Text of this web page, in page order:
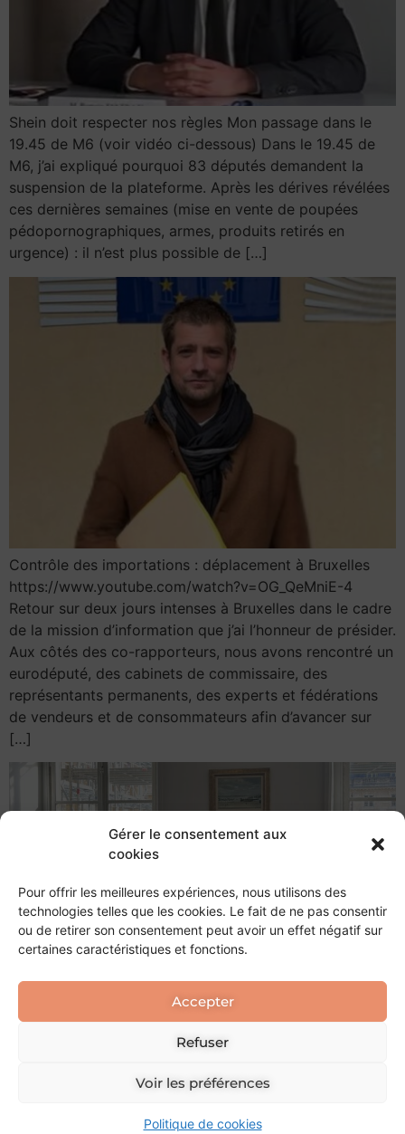
Gérer le consentement aux
cookies
Pour offrir les meilleures expériences, nous utilisons des
technologies telles que les cookies. Le fait de ne pas consentir
ou de retirer son consentement peut avoir un effet négatif sur
certaines caractéristiques et fonctions.
Accepter
Refuser
Voir les préférences
Politique de cookies
Shein doit respecter nos règles Mon passage dans le
19.45 de M6 (voir vidéo ci-dessous) Dans le 19.45 de
M6, j’ai expliqué pourquoi 83 députés demandent la
suspension de la plateforme. Après les dérives révélées
ces dernières semaines (mise en vente de poupées
pédopornographiques, armes, produits retirés en
urgence) : il n’est plus possible de […]
Contrôle des importations : déplacement à Bruxelles
https://www.youtube.com/watch?v=OG_QeMniE-4
Retour sur deux jours intenses à Bruxelles dans le cadre
de la mission d’information que j’ai l’honneur de présider.
Aux côtés des co-rapporteurs, nous avons rencontré un
eurodéputé, des cabinets de commissaire, des
représentants permanents, des experts et fédérations
de vendeurs et de consommateurs afin d’avancer sur
[…]
Tous droits réservés